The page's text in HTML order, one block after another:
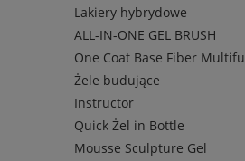
Lakiery hybrydowe
ALL-IN-ONE GEL BRUSH
One Coat Base Fiber
Żele budujące
Instructor
Quick Żel in Bottle
Mousse Sculpture Gel